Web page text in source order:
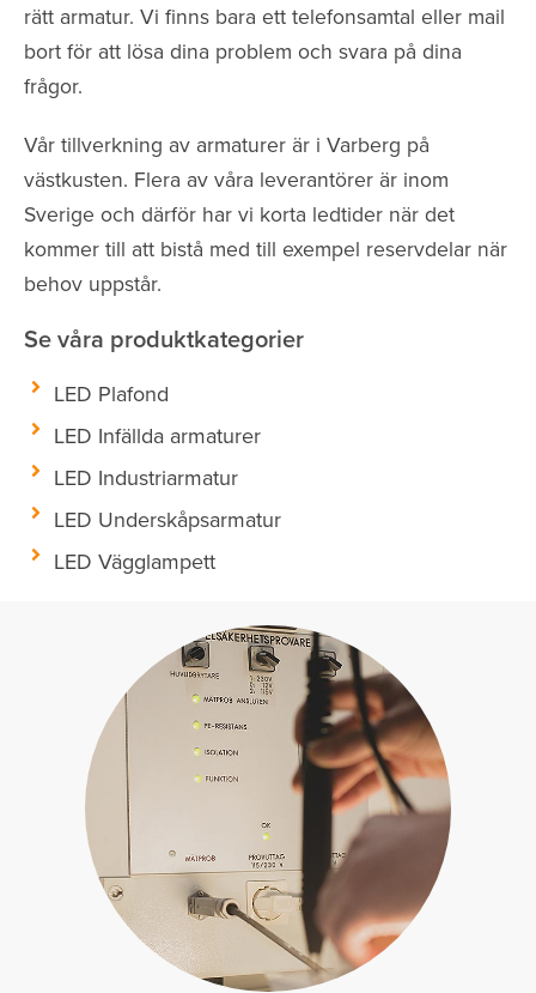
rätt armatur. Vi finns bara ett telefonsamtal eller mail
bort för att lösa dina problem och svara på dina
frågor.
Vår tillverkning av armaturer är i Varberg på
västkusten. Flera av våra leverantörer är inom
Sverige och därför har vi korta ledtider när det
kommer till att bistå med till exempel reservdelar när
behov uppstår.
Se våra produktkategorier
LED Plafond
LED Infällda armaturer
LED Industriarmatur
LED Underskåpsarmatur
LED Vägglampett